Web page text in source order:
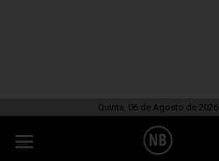
Quinta, 06 de Agosto de 2026